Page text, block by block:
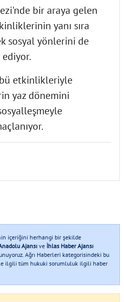
bir araya gelen
yanı sıra
sosyal yönlerini de
ediyor.
etkinlikleriyle
yaz dönemini
içeriğini herhangi bir şekilde
Ajansıve İhlas Haber Ajansı
Ağrı Haberleri kategorisindeki bu
ilgili tüm hukuki sorumluluk ilgili haber